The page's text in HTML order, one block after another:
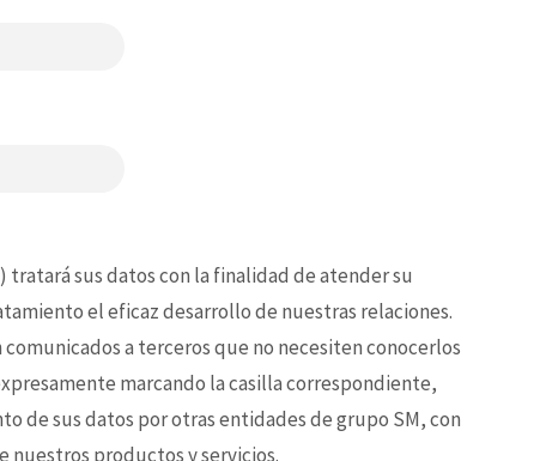
) tratará sus datos con la finalidad de atender su
el eficaz desarrollo de nuestras relaciones.
a terceros que no necesiten conocerlos
marcando la casilla correspondiente,
de sus datos por otras entidades de grupo SM, con
nuestros productos y servicios.